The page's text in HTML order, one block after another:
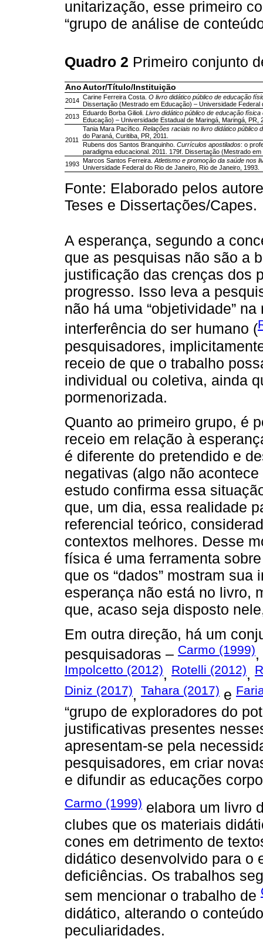
unitarização, esse primeiro
“grupo de análise de
Quadro 2 Primeiro conjunto
Ano Autor/Título/Instituição
2014 Carine Ferreira Costa. O livro didático público de educação
Dissertação (Mestrado em Educação) – Universidade Federal
2013 Eduardo Borba Gilioli. Livro didático público de educação física
Educação) – Universidade Estadual de Maringá, Maringá, PR,
2011
Tania Mara Pacífico. Relações raciais no livro didático público
do Paraná, Curitiba, PR, 2011.
Rubens dos Santos Branquinho. Currículos apostilados: o
paradigma educacional. 2011. 179f. Dissertação (Mestrado
1993 Marcos Santos Ferreira. Atletismo e promoção da saúde nos
Universidade Federal do Rio de Janeiro, Rio de Janeiro, 1993.
Fonte: Elaborado pelos
Teses e Dissertações/Capes.
A esperança, segundo a
que as pesquisas não são a
justificação das crenças dos
progresso. Isso leva a
não há uma “objetividade”
interferência do ser humano (
pesquisadores,
receio de que o trabalho
individual ou coletiva, ainda
pormenorizada.
Quanto ao primeiro grupo, é
receio em relação à
é diferente do pretendido e
negativas (algo não
estudo confirma essa
que, um dia, essa realidade
referencial teórico,
contextos melhores. Desse
física é uma ferramenta
que os “dados” mostram
esperança não está no livro,
que, acaso seja disposto
Em outra direção, há um
pesquisadoras – Carmo (1999),
Impolcetto (2012), Rotelli (2012),
Diniz (2017), Tahara (2017) e
“grupo de exploradores do
justificativas presentes
apresentam-se pela
pesquisadores, em criar
e difundir as educações
Carmo (1999) elabora um livro
clubes que os materiais
cones em detrimento de
didático desenvolvido para o
deficiências. Os trabalhos
sem mencionar o trabalho de
didático, alterando o
peculiaridades.